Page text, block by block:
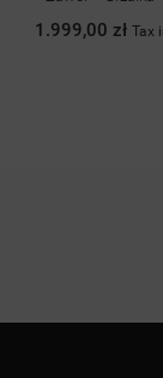
Z Głowicą